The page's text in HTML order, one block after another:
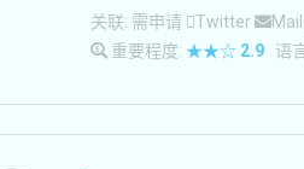
关联: 需申请 Twitter Mail
重要程度: ★★☆ 2.9 语